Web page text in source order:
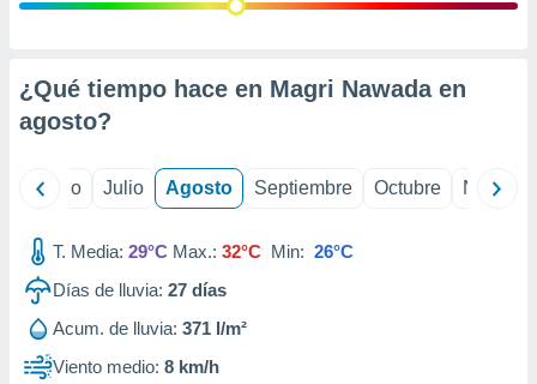
e
mediante
de
1199
¿Qué tiempo hace en Magri Nawada en
agosto?
Junio Julio Agosto Septiembre Octubre
T. Media: 29°C Max.: 32°C Min: 26°C
Días de lluvia: 27 días
Acum. de lluvia: 371 l/m²
Viento medio: 8 km/h